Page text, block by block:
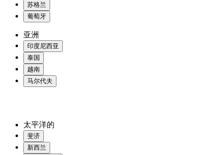
苏格兰
葡萄牙
亚洲
印度尼西亚
泰国
越南
马尔代夫
太平洋的
斐济
新西兰